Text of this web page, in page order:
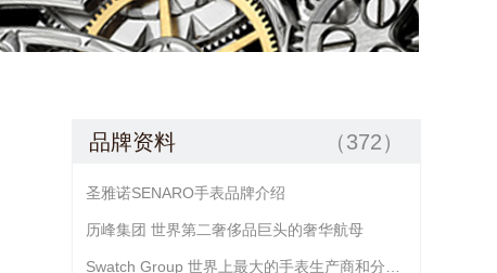
品牌资料 （372）
圣雅诺SENARO手表品牌介绍
历峰集团 世界第二奢侈品巨头的奢华航母